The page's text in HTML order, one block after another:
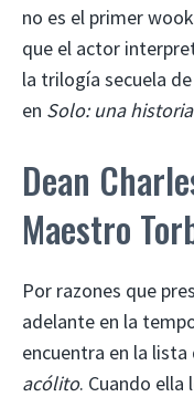
no es el primer
que el actor
la trilogía secuela de
en Solo: una
Dean
Maestro
Por razones que
adelante en la
encuentra en la
acólito. Cuando ella